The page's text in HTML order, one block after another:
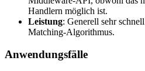
Handlern möglich ist.
Leistung: Generell sehr
Matching-Algorithmus.
Anwendungsfälle